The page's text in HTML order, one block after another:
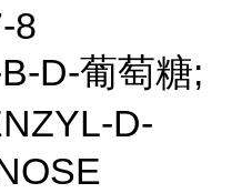
8
D-葡萄糖;
D-